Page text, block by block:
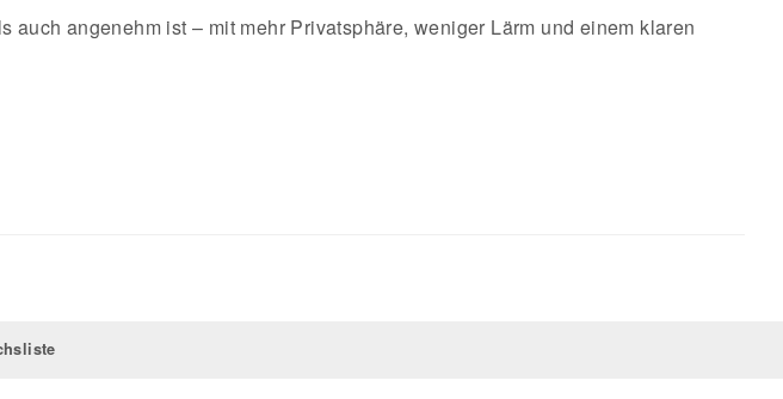
auch angenehm ist – mit mehr Privatsphäre, weniger Lärm und einem klaren